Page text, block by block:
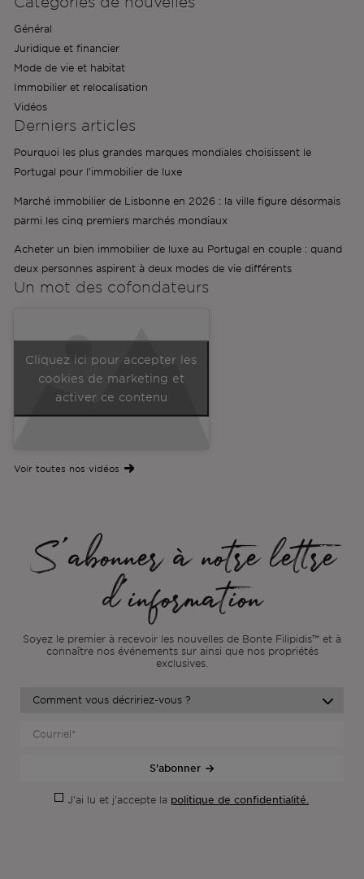
Général
Juridique et financier
Mode de vie et habitat
Immobilier et relocalisation
Vidéos
Derniers articles
Pourquoi les plus grandes marques mondiales choisissent le
Portugal pour l'immobilier de luxe
Marché immobilier de Lisbonne en 2026 : la ville figure désormais
parmi les cinq premiers marchés mondiaux
Acheter un bien immobilier de luxe au Portugal en couple : quand
deux personnes aspirent à deux modes de vie différents
Un mot des cofondateurs
Cliquez ici pour accepter les
cookies de marketing et
activer ce contenu
Voir toutes nos vidéos
S'abonner à notre lettre
d'information
Soyez le premier à recevoir les nouvelles de Bonte Filipidis™ et à
connaître nos événements sur ainsi que nos propriétés
exclusives.
S'abonner
J'ai lu et j'accepte la politique de confidentialité.